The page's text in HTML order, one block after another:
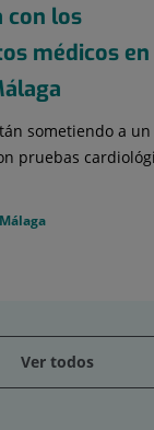
con los
médicos en
sometiendo a
pruebas
Ver todos